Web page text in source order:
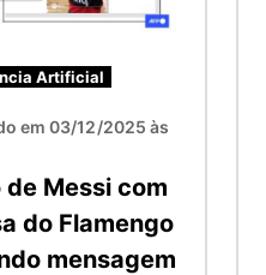
Artificial
em 03/12/2025 às
de Messi com
do Flamengo
mensagem